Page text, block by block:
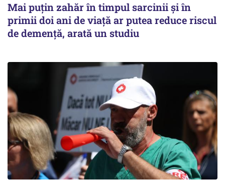
Mai puțin zahăr în timpul sarcinii și în
primii doi ani de viață ar putea reduce riscul
de demență, arată un studiu